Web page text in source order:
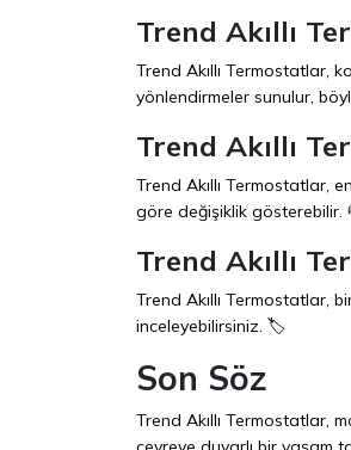
Trend Akıllı
Trend Akıllı Termostatlar,
yönlendirmeler sunulur,
Trend Akıllı
Trend Akıllı Termostatlar,
göre değişiklik gösterebilir.
Trend Akıllı
Trend Akıllı Termostatlar,
inceleyebilirsiniz. 🏷️
Son Söz
Trend Akıllı Termostatlar,